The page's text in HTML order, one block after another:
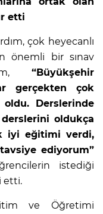
etti
çok heyecanlı
önemli bir sınav
“Büyükşehir
gerçekten çok
Derslerinde
oldukça
iyi eğitimi verdi,
ediyorum”
istediği
etti.
ve Öğretimi